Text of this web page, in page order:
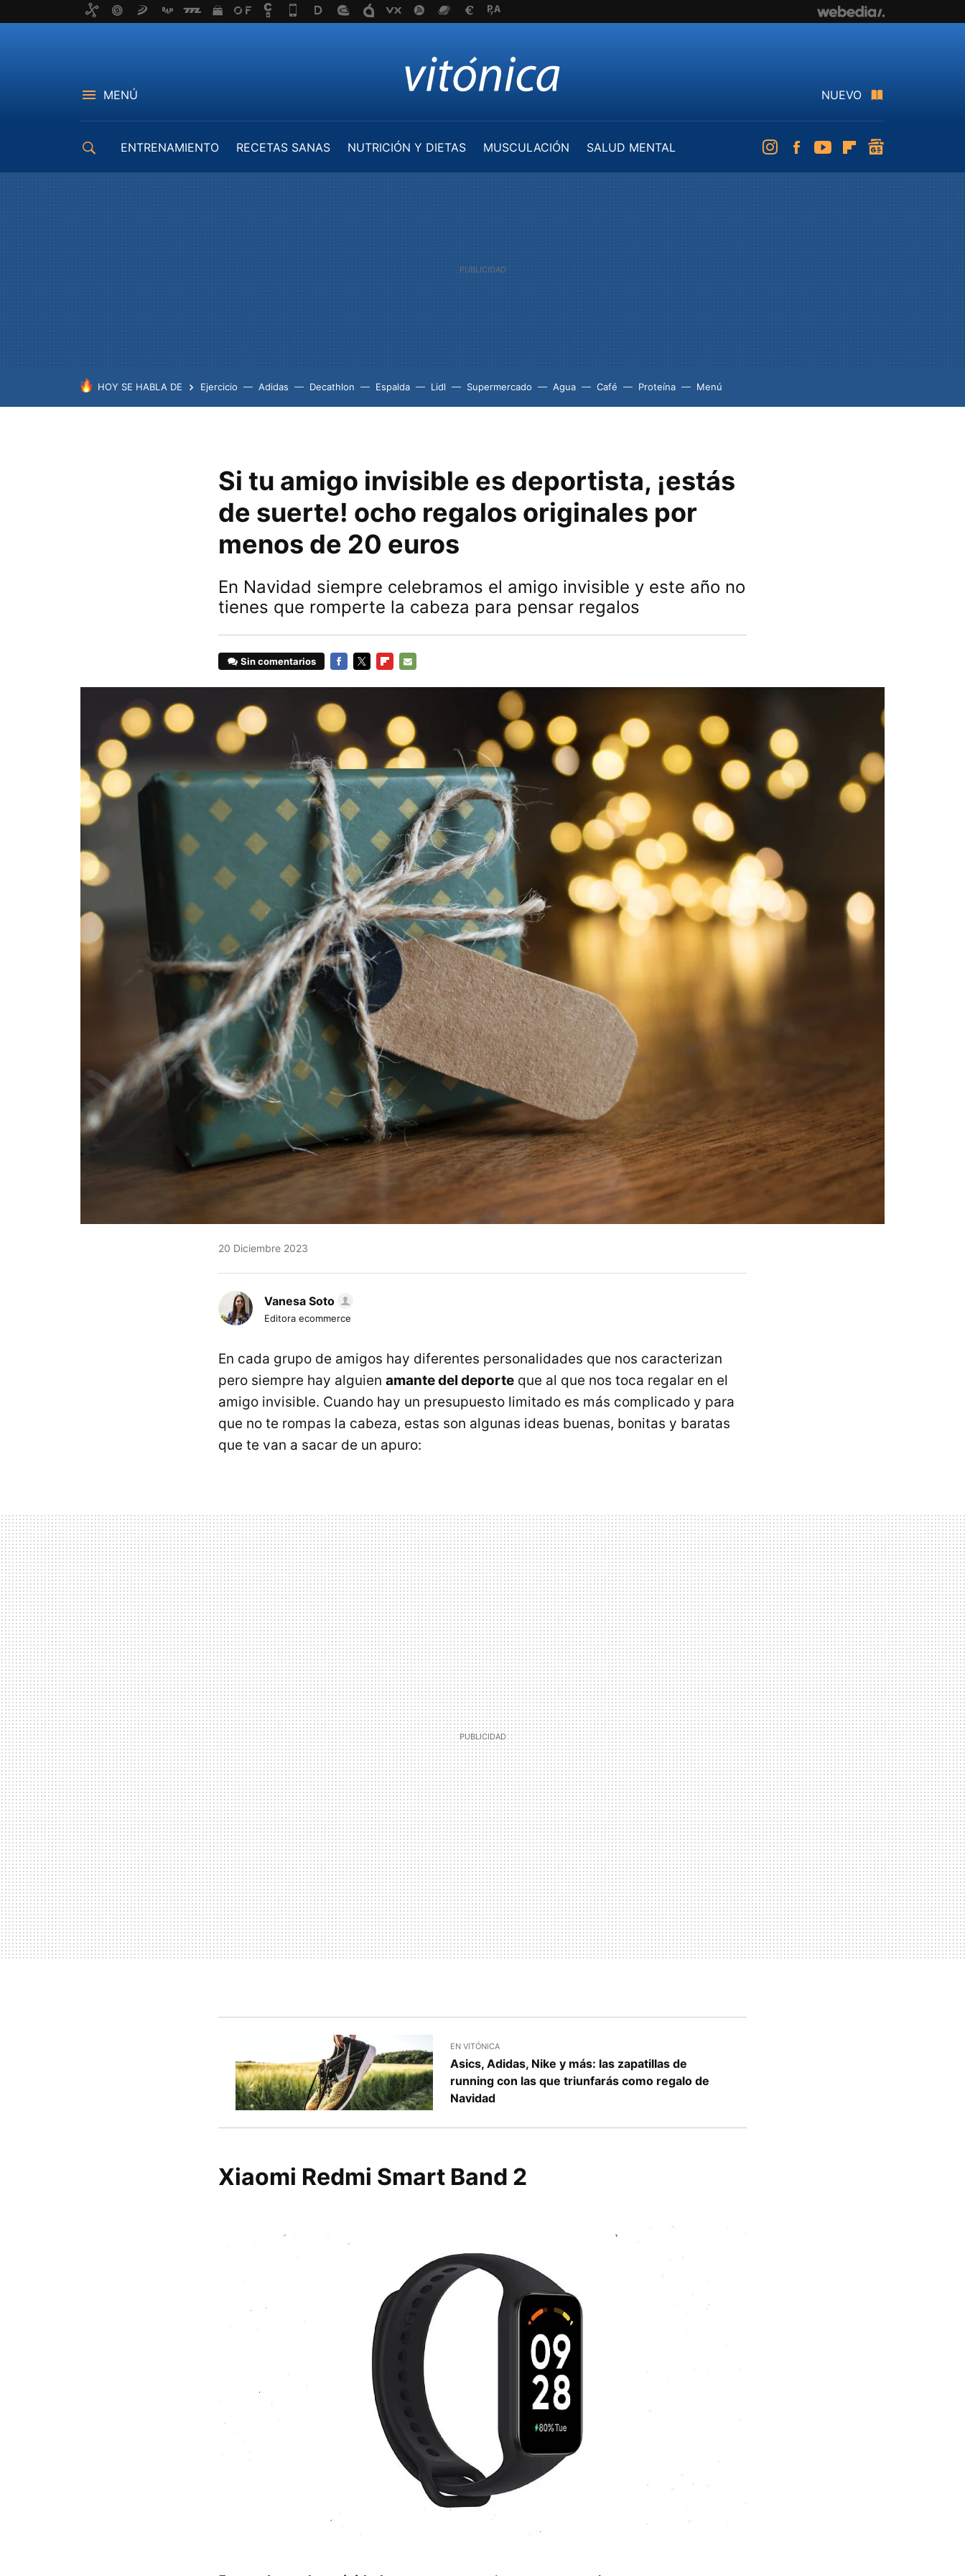
MENÚ NUEVO
ENTRENAMIENTO RECETAS SANAS NUTRICIÓN Y DIETAS MUSCULACIÓN
SALUD MENTAL
InstagramFacebookYoutubeFlipboard
HOY SE HABLA DE Ejercicio Adidas Decathlon Espalda Lidl Supermercado Agua Café Proteína Menú
Si tu amigo invisible es deportista, ¡estás
de suerte! ocho regalos originales por
menos de 20 euros
En Navidad siempre celebramos el amigo invisible y este año no
tienes que romperte la cabeza para pensar regalos
Sin comentarios
20 Diciembre 2023
Vanesa Soto
Editora ecommerce
En cada grupo de amigos hay diferentes personalidades que nos caracterizan
pero siempre hay alguien amante del deporte que al que nos toca regalar en el
amigo invisible. Cuando hay un presupuesto limitado es más complicado y para
que no te rompas la cabeza, estas son algunas ideas buenas, bonitas y baratas
que te van a sacar de un apuro:
EN VITÓNICA
Asics, Adidas, Nike y más: las zapatillas de
running con las que triunfarás como regalo de
Navidad
Xiaomi Redmi Smart Band 2